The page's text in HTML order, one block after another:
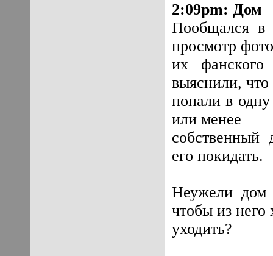
2:09pm: Дом
Пообщался в
просмотр
их фанского
выяснили,
попали в
или менее
собственный
его покидать.
Неужели дом
чтобы из него
уходить?